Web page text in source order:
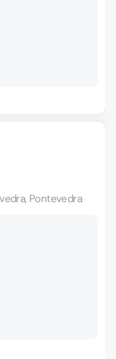
Pontevedra